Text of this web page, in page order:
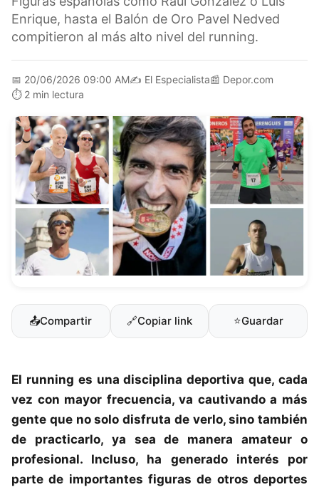
Enrique, hasta el Balón de Oro Pavel Nedved
compitieron al más alto nivel del running.
📅 20/06/2026 09:00 AM✍️ El Especialista📰 Depor.com
⏱️ 2 min lectura
📤Compartir 🔗Copiar link ⭐Guardar
El running es una disciplina deportiva que, cada
vez con mayor frecuencia, va cautivando a más
gente que no solo disfruta de verlo, sino también
de practicarlo, ya sea de manera amateur o
profesional. Incluso, ha generado interés por
parte de importantes figuras de otros deportes